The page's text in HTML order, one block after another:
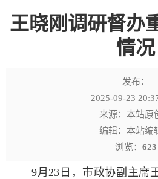
王晓刚调研督办
情况
发布：
2025-09-23
来源：本站原
编辑：本站编
浏览： 623
9月23日，市政协副主席